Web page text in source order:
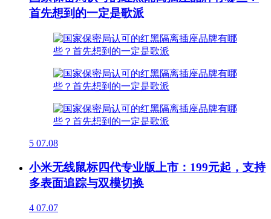
首先想到的一定是歌派
5 07.08
小米无线鼠标四代专业版上市：199元起，支持
多表面追踪与双模切换
4 07.07